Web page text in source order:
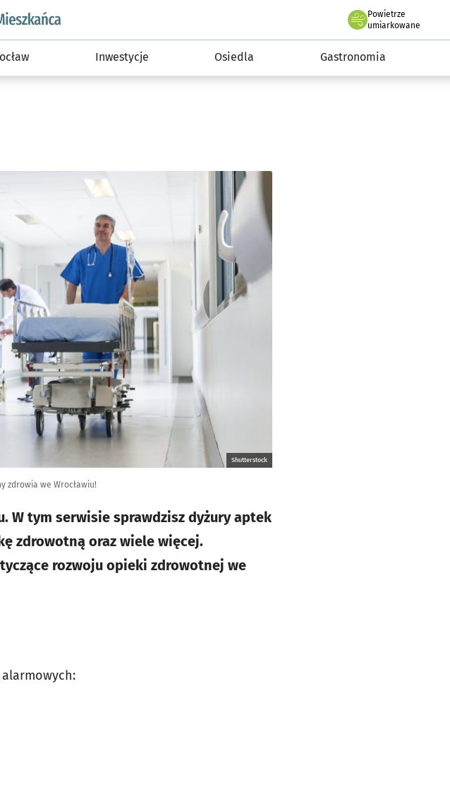
podserwis: Dla mieszkańca
Powietrze
we Wrocławiu
umiarkowane
Inwestycje Osiedla Gastronomia
Shutterstock
zdrowia we Wrocławiu!
W tym serwisie sprawdzisz dyżury aptek
zdrowotną oraz wiele więcej.
rozwoju opieki zdrowotnej we